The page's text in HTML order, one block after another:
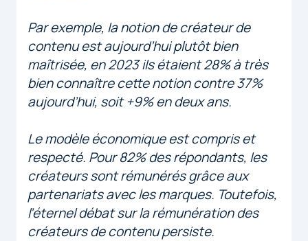
Par exemple, la notion de créateur de
contenu est aujourd’hui plutôt bien
maîtrisée, en 2023 ils étaient 28% à très
bien connaître cette notion contre 37%
aujourd’hui, soit +9% en deux ans.
Le modèle économique est compris et
respecté. Pour 82% des répondants, les
créateurs sont rémunérés grâce aux
partenariats avec les marques. Toutefois,
l’éternel débat sur la rémunération des
créateurs de contenu persiste.